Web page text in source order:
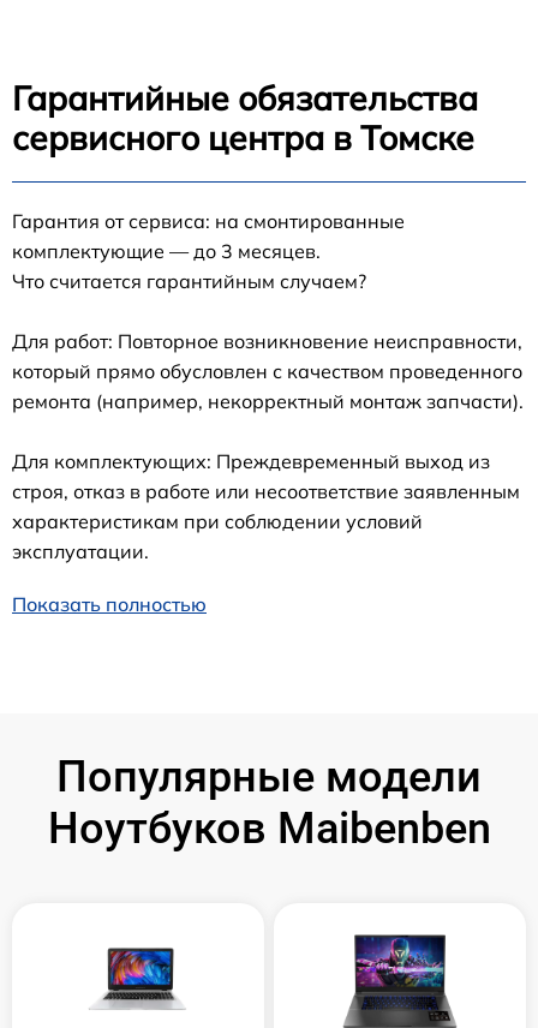
Гарантийные обязательства
сервисного центра в Томске
Гарантия от сервиса: на смонтированные
комплектующие — до 3 месяцев.
Что считается гарантийным случаем?
Для работ: Повторное возникновение неисправности,
который прямо обусловлен с качеством проведенного
ремонта (например, некорректный монтаж запчасти).
Для комплектующих: Преждевременный выход из
строя, отказ в работе или несоответствие заявленным
характеристикам при соблюдении условий
эксплуатации.
Показать полностью
Популярные модели
Ноутбуков Maibenben